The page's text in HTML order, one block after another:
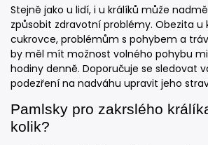
Stejně jako u lidí, i u králíků může
způsobit zdravotní problémy. Obezita u
cukrovce, problémům s pohybem a
by měl mít možnost volného pohybu
hodiny denně. Doporučuje se sledovat
podezření na nadváhu upravit jeho
Pamlsky pro zakrslého
kolik?